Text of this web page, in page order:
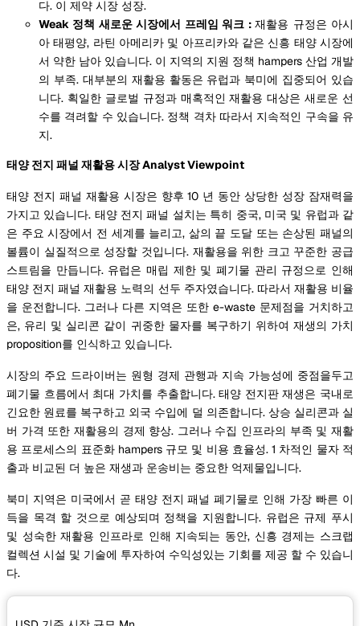
다. 이 제약 시장 성장.
Weak 정책 새로운 시장에서 프레임 워크 :재활용 규정은 아시
아 태평양, 라틴 아메리카 및 아프리카와 같은 신흥 태양 시장에
서 약한 남아 있습니다. 이 지역의 지원 정책 hampers 산업 개발
의 부족. 대부분의 재활용 활동은 유럽과 북미에 집중되어 있습
니다. 획일한 글로벌 규정과 매혹적인 재활용 대상은 새로운 선
수를 격려할 수 있습니다. 정책 격차 따라서 지속적인 구속을 유
지.
태양 전지 패널 재활용 시장 Analyst Viewpoint
태양 전지 패널 재활용 시장은 향후 10 년 동안 상당한 성장 잠재력을
가지고 있습니다. 태양 전지 패널 설치는 특히 중국, 미국 및 유럽과 같
은 주요 시장에서 전 세계를 늘리고, 삶의 끝 도달 또는 손상된 패널의
볼륨이 실질적으로 성장할 것입니다. 재활용을 위한 크고 꾸준한 공급
스트림을 만듭니다. 유럽은 매립 제한 및 폐기물 관리 규정으로 인해
태양 전지 패널 재활용 노력의 선두 주자였습니다. 따라서 재활용 비율
을 운전합니다. 그러나 다른 지역은 또한 e-waste 문제점을 거치하고
은, 유리 및 실리콘 같이 귀중한 물자를 복구하기 위하여 재생의 가치
proposition를 인식하고 있습니다.
시장의 주요 드라이버는 원형 경제 관행과 지속 가능성에 중점을두고
폐기물 흐름에서 최대 가치를 추출합니다. 태양 전지판 재생은 국내로
긴요한 원료를 복구하고 외국 수입에 덜 의존합니다. 상승 실리콘과 실
버 가격 또한 재활용의 경제 향상. 그러나 수집 인프라의 부족 및 재활
용 프로세스의 표준화 hampers 규모 및 비용 효율성. 1 차적인 물자 적
출과 비교된 더 높은 재생과 운송비는 중요한 억제물입니다.
북미 지역은 미국에서 곧 태양 전지 패널 폐기물로 인해 가장 빠른 이
득을 목격 할 것으로 예상되며 정책을 지원합니다. 유럽은 규제 푸시
및 성숙한 재활용 인프라로 인해 지속되는 동안, 신흥 경제는 스크랩
컬렉션 시설 및 기술에 투자하여 수익성있는 기회를 제공 할 수 있습니
다.